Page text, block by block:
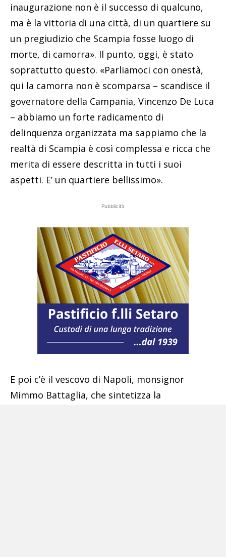
inaugurazione non è il successo di qualcuno,
ma è la vittoria di una città, di un quartiere su
un pregiudizio che Scampia fosse luogo di
morte, di camorra». Il punto, oggi, è stato
soprattutto questo. «Parliamoci con onestà,
qui la camorra non è scomparsa – scandisce il
governatore della Campania, Vincenzo De Luca
– abbiamo un forte radicamento di
delinquenza organizzata ma sappiamo che la
realtà di Scampia è così complessa e ricca che
merita di essere descritta in tutti i suoi
aspetti. E’ un quartiere bellissimo».
Pubblicità
E poi c’è il vescovo di Napoli, monsignor
Mimmo Battaglia, che sintetizza la